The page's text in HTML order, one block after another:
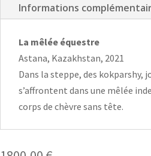
Informations
La mêlée équestre
Astana, Kazakhstan, 2021
Dans la steppe, des kokparshy,
s’affrontent dans une mêlée
corps de chèvre sans tête.